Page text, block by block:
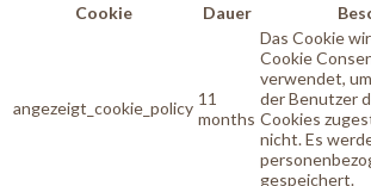
Cookie
Dauer
angezeigt_cookie_policy 11
months
Das Cookie
Cookie
verwendet,
der Benutzer
Cookies
nicht. Es
gespeichert.